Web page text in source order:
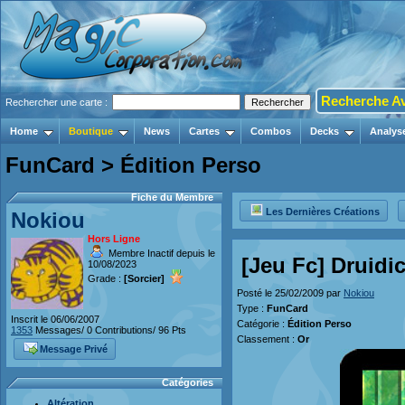
Rechercher une carte : Recherche
Home Boutique News Cartes Combos Decks
FunCard > Édition Perso
Fiche du Membre
Nokiou
Hors Ligne
Membre Inactif depuis le
10/08/2023
Grade : [Sorcier]
Inscrit le 06/06/2007
1353 Messages/ 0 Contributions/ 96 Pts
Message Privé
Catégories
Les Dernières Créations
[Jeu Fc]
Posté le 25/02/2009 par Nokiou
Type : FunCard
Catégorie : Édition Perso
Classement : Or